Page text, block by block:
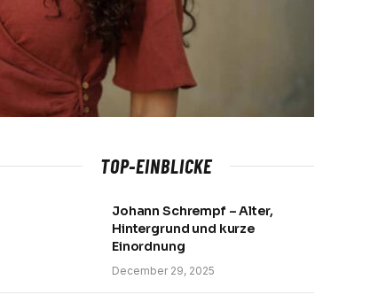
TOP-EINBLICKE
Johann Schrempf – Alter,
Hintergrund und kurze
Einordnung
December 29, 2025